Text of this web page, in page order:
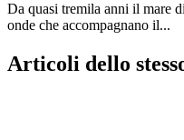
Da quasi tremila anni il mare
onde che accompagnano il...
Articoli dello